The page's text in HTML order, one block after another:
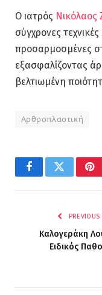
Ο ιατρός Νικόλαος
σύγχρονες
προσαρμοσμένες
εξασφαλίζοντας
βελτιωμένη
Αρθροπλαστική
FacebookTwitter
PREVIOUS
Καλογεράκη
Ειδικός